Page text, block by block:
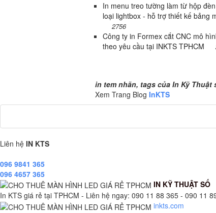
In menu treo tường làm từ hộp
loại lightbox - hỗ trợ thiết kế bảng
2756
Công ty in Formex cắt CNC mô
theo yêu cầu tại INKTS TPHCM
in tem nhãn, tags của In Kỹ
Xem Trang Blog InKTS
Liên hệ IN KTS
096 9841 365
096 4657 365
IN KỸ THUẬT SỐ
In KTS giá rẻ tại TPHCM - Liên hệ ngay: 090 11 88 365 - 090 11
inkts.com